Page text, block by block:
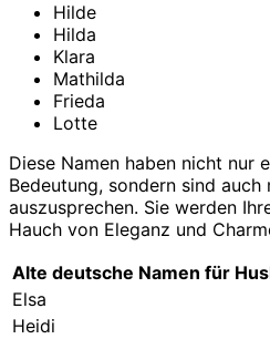
Hilde
Hilda
Klara
Mathilda
Frieda
Lotte
Diese Namen haben nicht nur
Bedeutung, sondern sind
auszusprechen. Sie werden
Hauch von Eleganz und
Alte deutsche Namen für
Elsa
Heidi